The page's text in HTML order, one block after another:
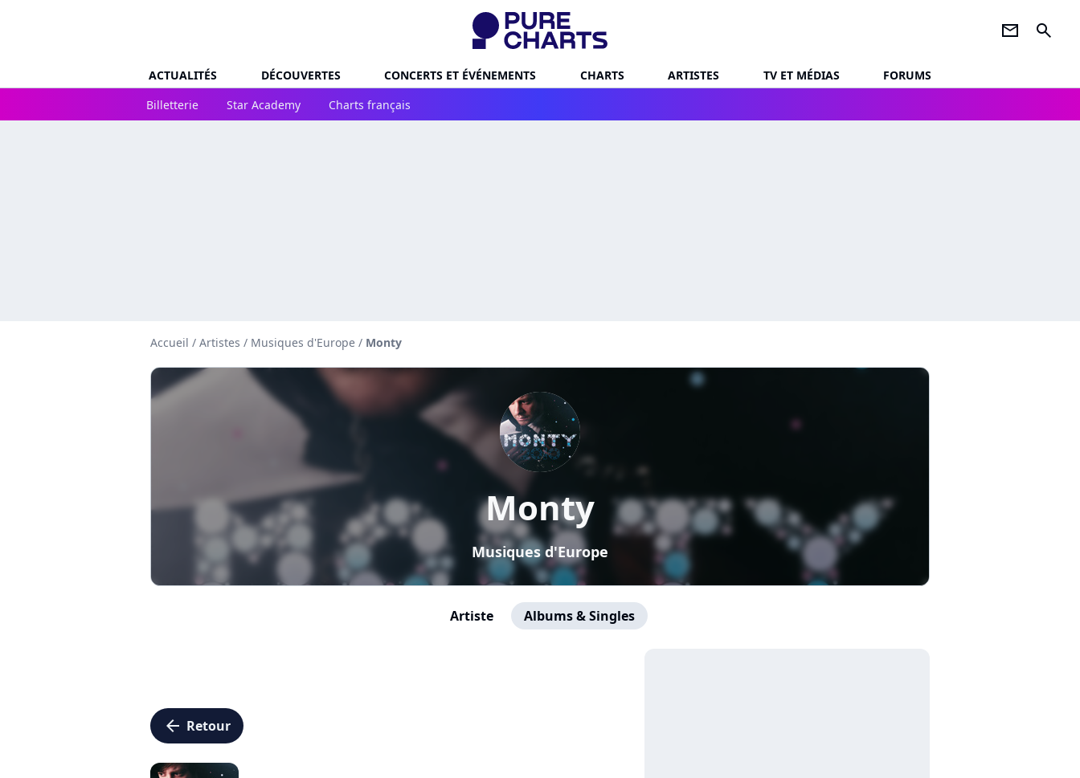
newsletter search
ACTUALITÉS DÉCOUVERTES CONCERTS ET ÉVÉNEMENTS CHARTS ARTISTES TV ET MÉDIAS
FORUMS
Billetterie
Star Academy Charts français
Accueil / Artistes / Musiques d'Europe / Monty
Monty
Musiques d'Europe
Artiste Albums & Singles
arrow_left Retour